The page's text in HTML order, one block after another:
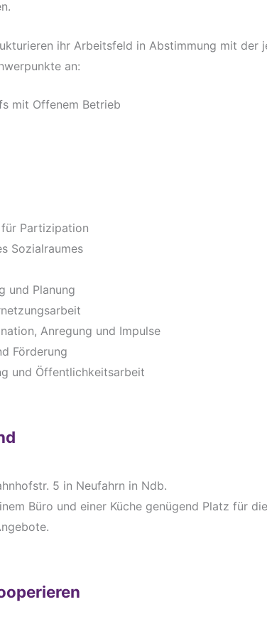
ihr Arbeitsfeld in Abstimmung mit der
an:
mit Offenem Betrieb
Partizipation
Sozialraumes
und Planung
Anregung und Impulse
Förderung
und Öffentlichkeitsarbeit
5 in Neufahrn in Ndb.
Büro und einer Küche genügend Platz für die